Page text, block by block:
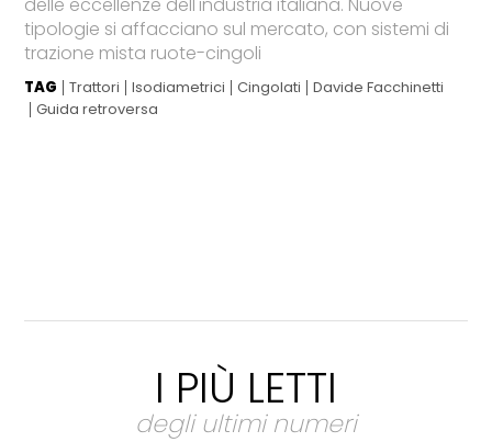
tipologie si affacciano sul mercato, con sistemi di
trazione mista ruote-cingoli
TAG Trattori Isodiametrici Cingolati
Davide Facchinetti
Guida retroversa
I PIÙ LETTI
degli ultimi numeri